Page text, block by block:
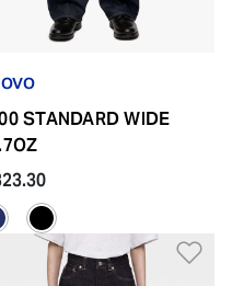
STANDARD WIDE
alla Lista dei